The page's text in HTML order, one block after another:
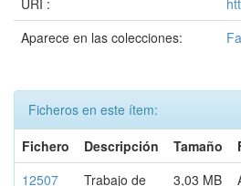
URI :
Aparece en las colecciones:
Ficheros en este ítem:
Fichero
Descripción Tamaño
12507_
Trabajo de
3,03 MB